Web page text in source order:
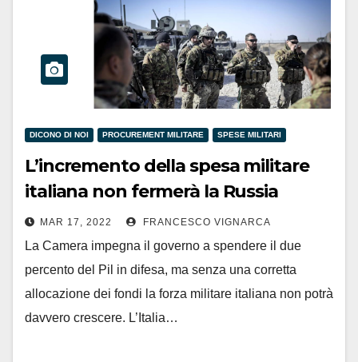
DICONO DI NOI PROCUREMENT MILITARE SPESE MILITARI
L’incremento della spesa militare
italiana non fermerà la Russia
MAR 17, 2022 FRANCESCO VIGNARCA
La Camera impegna il governo a spendere il due
percento del Pil in difesa, ma senza una corretta
allocazione dei fondi la forza militare italiana non potrà
davvero crescere. L’Italia…